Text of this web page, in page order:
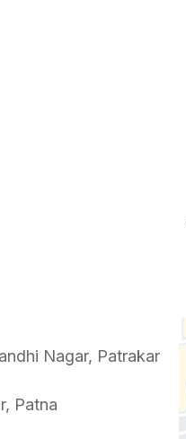
Nagar, Patrakar
Patna